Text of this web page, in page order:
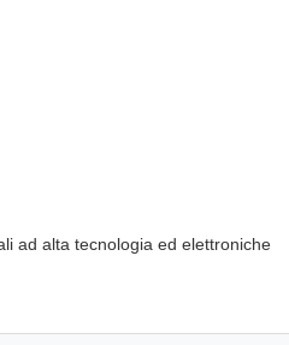
ad alta tecnologia ed elettroniche